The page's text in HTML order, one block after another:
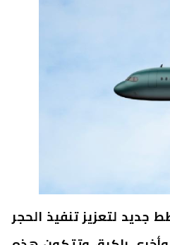
14 ماي الجاري وضع مخطط جديد لتعزيز تنفيذ الحجر